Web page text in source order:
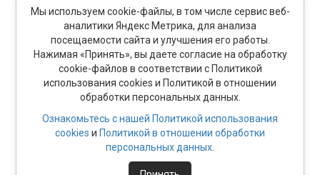
Мы используем cookie-файлы, в том числе сервис веб-
аналитики Яндекс Метрика, для анализа
посещаемости сайта и улучшения его работы.
Нажимая «Принять», вы даете согласие на обработку
cookie-файлов в соответствии с Политикой
использования cookies и Политикой в отношении
обработки персональных данных.
Ознакомьтесь с нашей Политикой использования
cookies и Политикой в отношении обработки
персональных данных.